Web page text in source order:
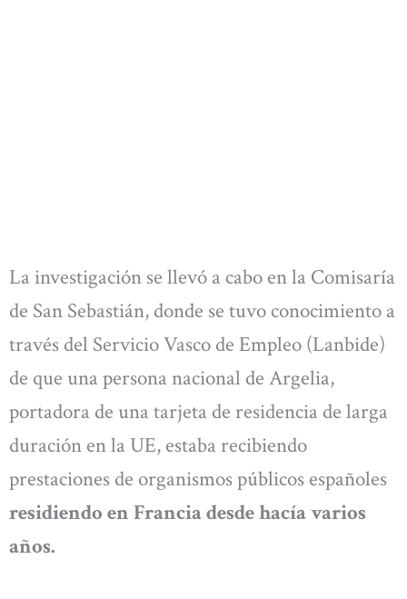
La investigación se llevó a cabo en la Comisaría
de San Sebastián, donde se tuvo conocimiento a
través del Servicio Vasco de Empleo (Lanbide)
de que una persona nacional de Argelia,
portadora de una tarjeta de residencia de larga
duración en la UE, estaba recibiendo
prestaciones de organismos públicos españoles
residiendo en Francia desde hacía varios
años.